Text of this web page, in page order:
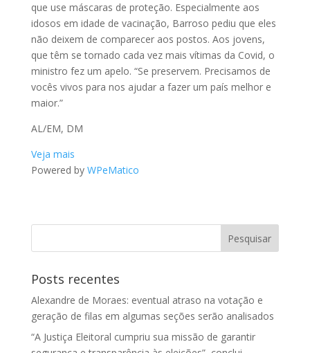
que use máscaras de proteção. Especialmente aos
idosos em idade de vacinação, Barroso pediu que eles
não deixem de comparecer aos postos. Aos jovens,
que têm se tornado cada vez mais vítimas da Covid, o
ministro fez um apelo. “Se preservem. Precisamos de
vocês vivos para nos ajudar a fazer um país melhor e
maior.”
AL/EM, DM
Veja mais
Powered by WPeMatico
Posts recentes
Alexandre de Moraes: eventual atraso na votação e
geração de filas em algumas seções serão analisados
“A Justiça Eleitoral cumpriu sua missão de garantir